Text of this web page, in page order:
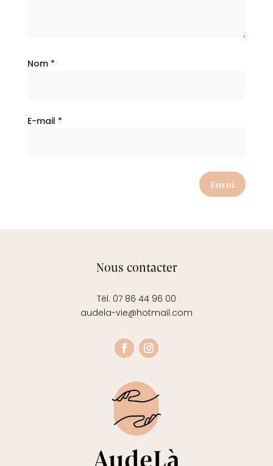
Nom *
E-mail *
Envoi
Nous contacter
Tél. 07 86 44 96 00
audela-vie@hotmail.com